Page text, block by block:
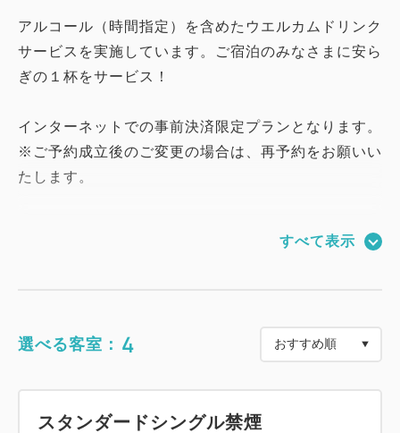
アルコール（時間指定）を含めたウエルカムドリンク
サービスを実施しています。ご宿泊のみなさまに安ら
ぎの１杯をサービス！
インターネットでの事前決済限定プランとなります。
※ご予約成立後のご変更の場合は、再予約をお願いい
たします。
大好評の当館名物「ローストビーフ丼」や、数量限定
福井の食材をふんだんに使用した郷土料理を、
すべて表示
選べる客室： 4
スタンダードシングル禁煙